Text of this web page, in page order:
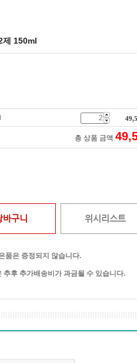
제 150ml
총 상품 금액
바구니 위시리스트
품은 증정되지 않습니다.
후 추가배송비가 과금될 수 있습니다.